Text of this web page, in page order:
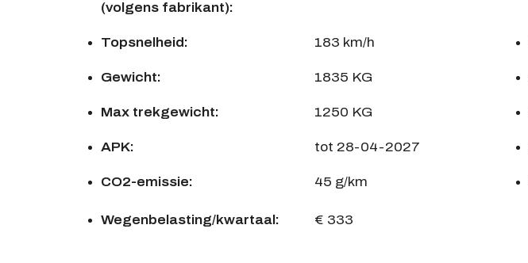
(volgens fabrikant):
Topsnelheid: 183 km/h
Gewicht: 1835 KG
Max trekgewicht: 1250 KG
APK: tot 28-04-2027
CO2-emissie: 45 g/km
Wegenbelasting/kwartaal: € 333